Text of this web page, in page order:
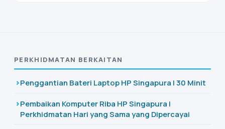
PERKHIDMATAN BERKAITAN
Penggantian Bateri Laptop HP Singapura | 30 Minit
Pembaikan Komputer Riba HP Singapura |
Perkhidmatan Hari yang Sama yang Dipercayai